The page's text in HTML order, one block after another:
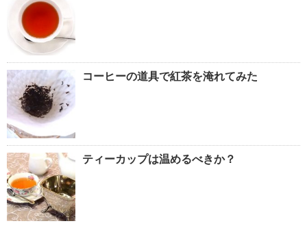
コーヒーの道具で紅茶を淹れてみた
ティーカップは温めるべきか？